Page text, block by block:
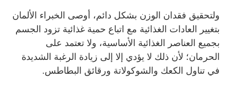
ولتحقيق فقدان الوزن بشكل دائم، أوصى الخبراء الألمان
بتغيير العادات الغذائية مع اتباع حمية غذائية تزود الجسم
بجميع العناصر الغذائية الأساسية، ولا تعتمد على
الحرمان؛ لأن ذلك لا يؤدي إلا إلى زيادة الرغبة الشديدة
في تناول الكعك والشوكولاتة ورقائق البطاطس.